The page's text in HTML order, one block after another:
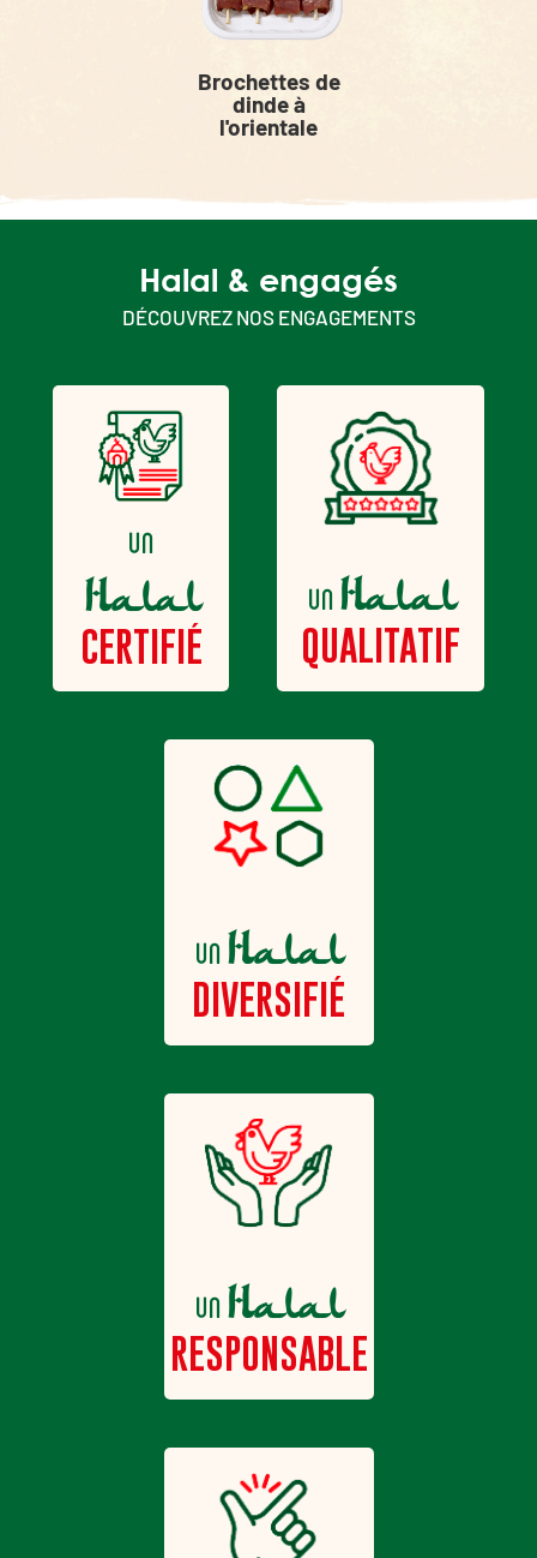
Brochettes de
dinde à
l'orientale
Halal & engagés
DÉCOUVREZ NOS ENGAGEMENTS
un
Halal
CERTIFIÉ
unHalal
QUALITATIF
unHalal
DIVERSIFIÉ
unHalal
RESPONSABLE